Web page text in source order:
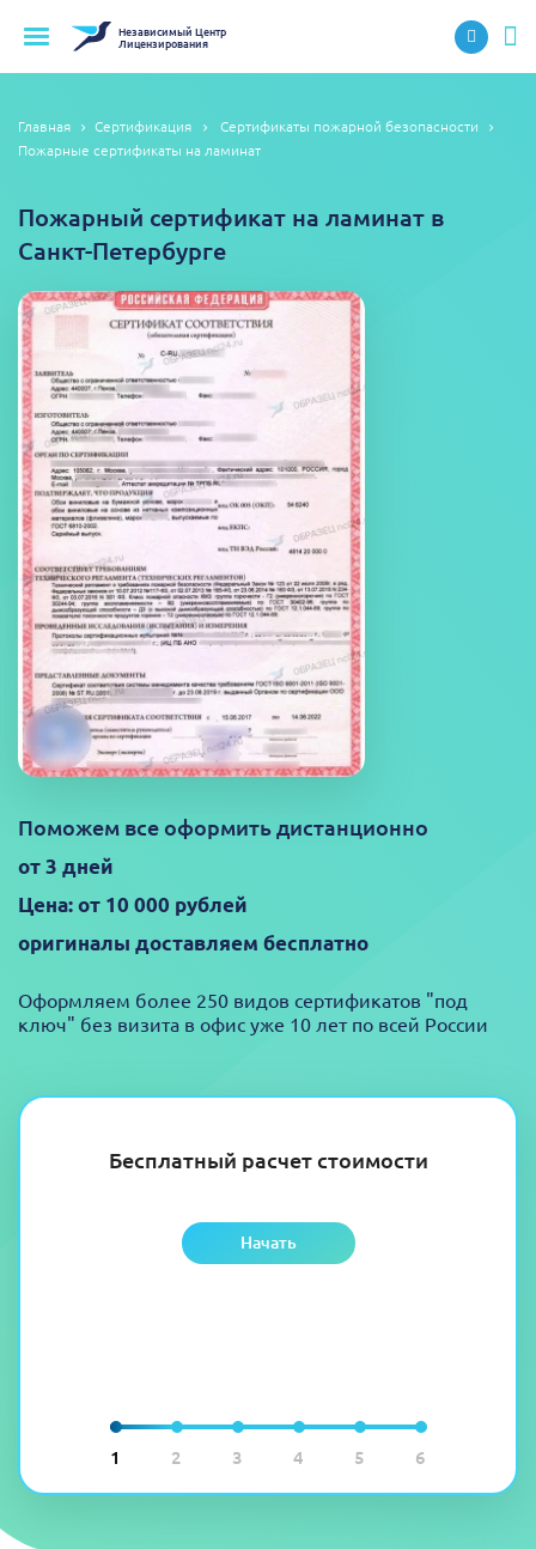
НезависимыйЦентр
Лицензирования
Главная Сертификация
Сертификаты пожарной безопасности
Пожарные сертификаты на ламинат
1 2 3 4 5 6
Бесплатный расчет стоимости
Начать
Пожарный сертификат на ламинат в
Санкт-Петербурге
Поможем все оформить дистанционно
от 3 дней
Цена: от 10 000 рублей
оригиналы доставляем бесплатно
Оформляем более 250 видов сертификатов "под
ключ" без визита в офис уже 10 лет по всей России